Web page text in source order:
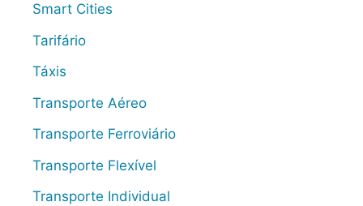
Smart Cities
Tarifário
Táxis
Transporte Aéreo
Transporte Ferroviário
Transporte Flexível
Transporte Individual